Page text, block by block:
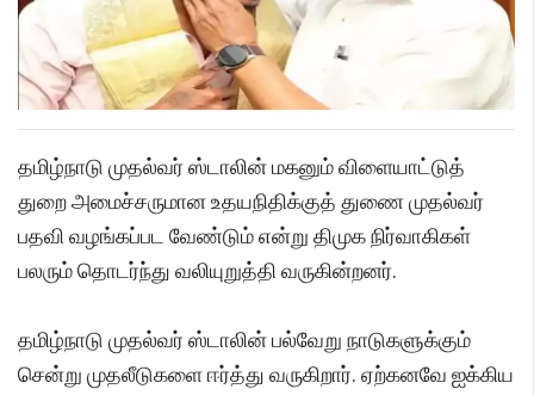
தமிழ்நாடு முதல்வர் ஸ்டாலின் மகனும் விளையாட்டுத்
துறை அமைச்சருமான உதயநிதிக்குத் துணை முதல்வர்
பதவி வழங்கப்பட வேண்டும் என்று திமுக நிர்வாகிகள்
பலரும் தொடர்ந்து வலியுறுத்தி வருகின்றனர்.
தமிழ்நாடு முதல்வர் ஸ்டாலின் பல்வேறு நாடுகளுக்கும்
சென்று முதலீடுகளை ஈர்த்து வருகிறார். ஏற்கனவே ஐக்கிய